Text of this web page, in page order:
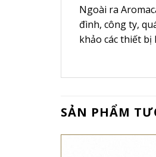
Ngoài ra
đình, công ty,
khảo các thiết bị
SẢN PHẨM